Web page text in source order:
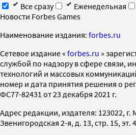
Все сразу
Еженедельная
Новости Forbes Games
Наименование издания: forbes.ru
Cетевое издание « forbes.ru »
службой по надзору в сфере связи,
технологий и массовых
номер и дата принятия решения о
ФС77-82431 от 23 декабря 2021 г.
Адрес редакции, издателя: 123022, г.
Звенигородская 2-я, д. 13, стр. 15, эт.